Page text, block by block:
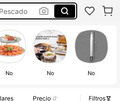
No No No
Precio
Filtros